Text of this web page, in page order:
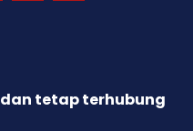
tetap terhubung